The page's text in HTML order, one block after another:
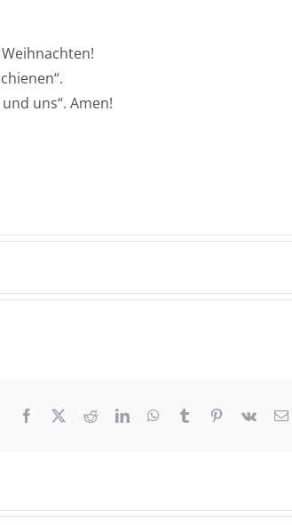
uns“. Amen!
Facebook RedditLinkedInWhatsApp
Tumblr Pinterest
Vk